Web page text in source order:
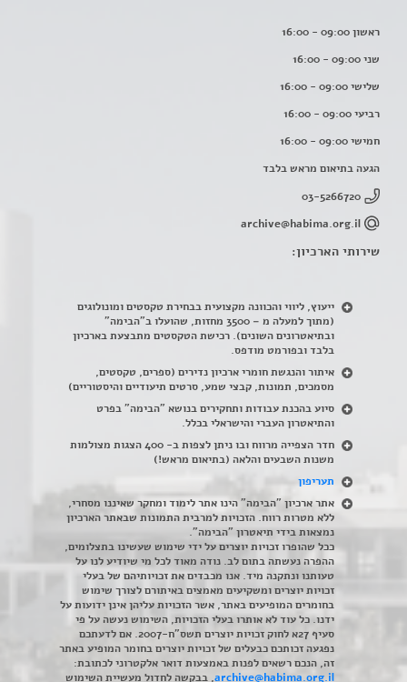
ראשון 09:00 - 16:00
שני 09:00 - 16:00
שלישי 09:00 - 16:00
רביעי 09:00 - 16:00
חמישי 09:00 - 16:00
הגעה בתיאום מראש בלבד
03-5266720
archive@habima.org.il
שירותי הארכיון:
ייעוץ, ליווי והכוונה מקצועית בבחירת טקסטים ומונולוגים
(מתוך למעלה מ – 3500 מחזות, שהועלו ב"הבימה"
ובתיאטרונים השונים). רכישת הטקסטים מתבצעת בארכיון
בלבד ובפורמט מודפס.
איתור והנגשת חומרי ארכיון נדירים (ספרים, טקסטים,
מסמכים, תמונות, קבצי שמע, סרטים תיעודיים והיסטוריים)
סיוע בהכנת עבודות ותחקירים בנושא "הבימה" בפרט
והתיאטרון העברי והישראלי בכלל.
חדר הצפייה מרווח ובו ניתן לצפות ב- 400 הצגות מצולמות
משנות השבעים והלאה (בתיאום מראש!)
תעריפון
אתר ארכיון "הבימה" הינו אתר לימוד ומחקר שאיננו מסחרי,
ללא מטרות רווח. הזכויות למרבית התמונות שבאתר הארכיון
נמצאות בידי תיאטרון "הבימה".
ככל שהופרו זכויות יוצרים על ידי שימוש שעשינו בתצלומים,
ההפרה נעשתה בתום לב. נודה מאוד לכל מי שיודיע לנו על
טעותנו ונתקנה מיד. אנו מכבדים את זכויותיהם של בעלי
זכויות יוצרים ומשקיעים מאמצים באיתורם לצורך שימוש
בחומרים המופיעים באתר, אשר הזכויות עליהן אינן ידועות על
ידנו. כל עוד לא אותרו בעלי הזכויות, השימוש נעשה על פי
סעיף 27א לחוק זכויות יוצרים תשס"ח-2007. אם לדעתכם
נפגעה זכותכם כבעלים של זכויות יוצרים בחומר המופיע באתר
זה, הנכם רשאים לפנות באמצעות דואר אלקטרוני לכתובת:
archive@habima.org.il, בבקשה לחדול מעשיית השימוש